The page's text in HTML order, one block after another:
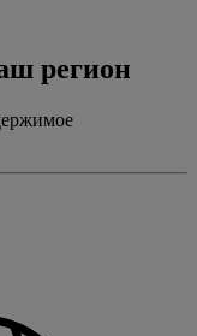
регион